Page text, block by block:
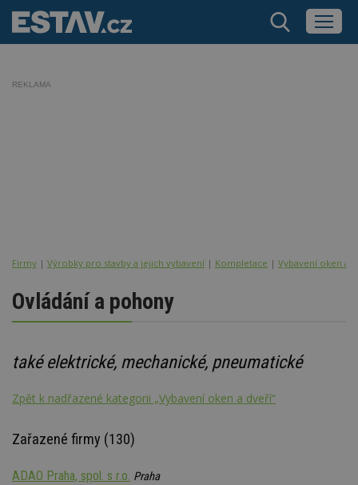
REKLAMA
Firmy | Výrobky pro stavby a jejich vybavení | Kompletace | Vybavení oken a
Ovládání a pohony
také elektrické, mechanické, pneumatické
Zpět k nadřazené kategorii „Vybavení oken a dveří“
Zařazené firmy (130)
ADAO Praha, spol. s r.o. Praha